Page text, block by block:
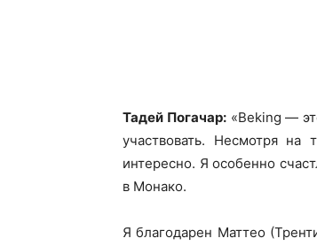
Тадей Погачар:«Beking —
участвовать. Несмотря
интересно. Я особенно
в Монако.
Я благодарен Маттео